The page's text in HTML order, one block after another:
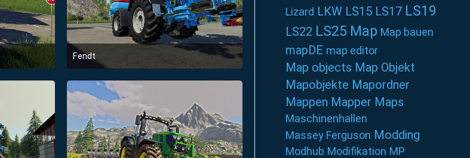
Fendt
18. Januar 2019 um 00:36
Lizard LKW LS15 LS17 LS19
LS22 LS25 Map Map bauen
mapDE map editor
Map objects Map Objekt
Mapobjekte Mapordner
Mappen Mapper Maps
Maschinenhallen
Massey Ferguson Modding
Modhub Modifikation MP